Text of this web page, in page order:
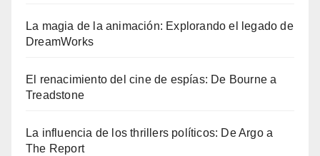
La magia de la animación: Explorando el legado de
DreamWorks
El renacimiento del cine de espías: De Bourne a
Treadstone
La influencia de los thrillers políticos: De Argo a
The Report